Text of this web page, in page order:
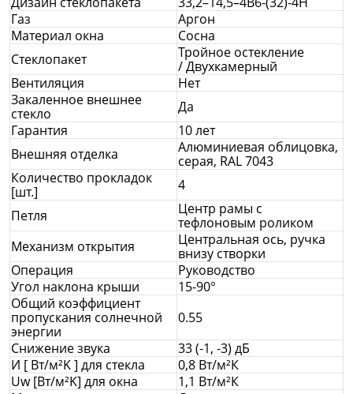
Газ
Аргон
Материал окна
Сосна
Стеклопакет
Тройное остекление
/Двухкамерный
Вентиляция
Нет
Закаленное внешнее
стекло
Да
Гарантия
10 лет
Внешняя отделка
Алюминиевая облицовка,
серая, RAL 7043
Количество прокладок
[шт.]
4
Петля
Центр рамы с
тефлоновым роликом
Механизм открытия
Центральная ось, ручка
внизу створки
Операция
Руководство
Угол наклона крыши
15-90°
Общий коэффициент
пропускания солнечной
энергии
0.55
Снижение звука
33 (-1, -3) дБ
И [ Вт/м²K ] для стекла
0,8 Вт/м²К
Uw [Вт/м²K] для окна
1,1 Вт/м²К